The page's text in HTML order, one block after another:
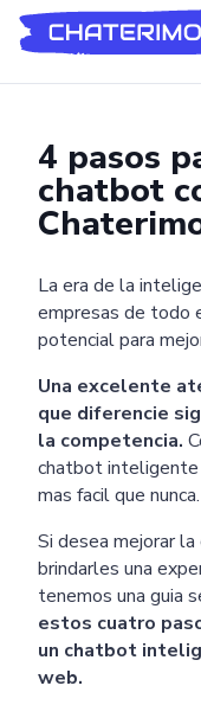
4 pasos
chatbot
La era de la
empresas de todo
potencial para
Una excelente
que diferencie
la competencia.
chatbot inteligente
mas facil que nunca.
Si desea mejorar
brindarles una
tenemos una guia
estos cuatro
un chatbot
web.